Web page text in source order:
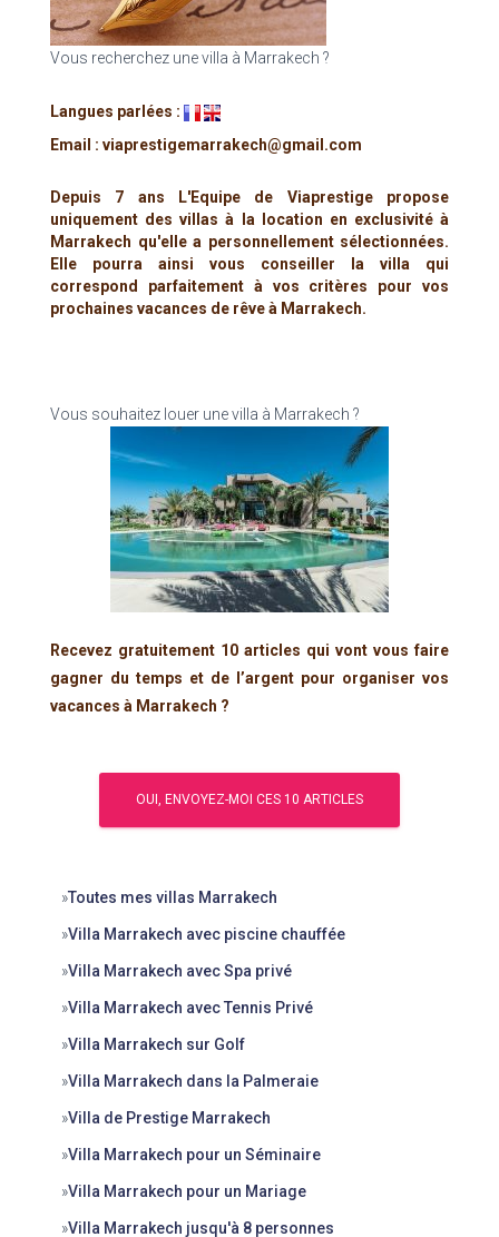
Vous recherchez une villa à Marrakech ?
Langues parlées :
Email : viaprestigemarrakech@gmail.com
Depuis 7 ans L'Equipe de Viaprestige propose
uniquement des villas à la location en exclusivité à
Marrakech qu'elle a personnellement sélectionnées.
Elle pourra ainsi vous conseiller la villa qui
correspond parfaitement à vos critères pour vos
prochaines vacances de rêve à Marrakech.
Vous souhaitez louer une villa à Marrakech ?
Recevez gratuitement 10 articles qui vont vous faire
gagner du temps et de l’argent pour organiser vos
vacances à Marrakech ?
»Toutes mes villas Marrakech
»Villa Marrakech avec piscine chauffée
»Villa Marrakech avec Spa privé
»Villa Marrakech avec Tennis Privé
»Villa Marrakech sur Golf
»Villa Marrakech dans la Palmeraie
»Villa de Prestige Marrakech
»Villa Marrakech pour un Séminaire
»Villa Marrakech pour un Mariage
»Villa Marrakech jusqu'à 8 personnes